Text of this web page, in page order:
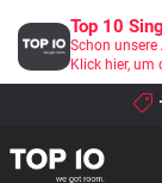
Top 10
Schon unsere
Klick hier, um